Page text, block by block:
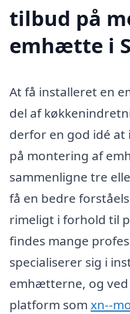
tilbud på
emhætte i
At få installeret en
del af
derfor en god idé
på montering af
sammenligne tre
få en bedre
rimeligt i forhold til
findes mange
specialiserer sig i
emhætterne, og
platform som xn--